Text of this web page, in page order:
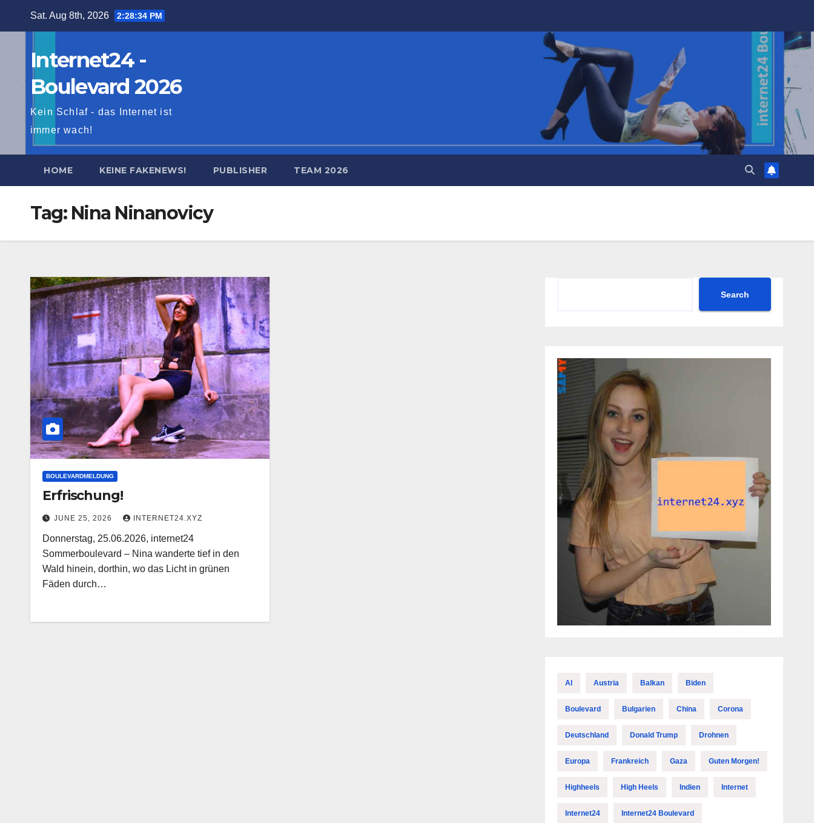
Sat. Aug 8th, 2026 2:28:35 PM
Internet24 -
Boulevard 2026
Kein Schlaf - das Internet ist
immer wach!
HOME KEINE FAKENEWS! PUBLISHER TEAM 2026
Tag: Nina Ninanovicy
BOULEVARDMELDUNG
Erfrischung!
JUNE 25, 2026 INTERNET24.XYZ
Donnerstag, 25.06.2026, internet24
Sommerboulevard – Nina wanderte tief in den
Wald hinein, dorthin, wo das Licht in grünen
Fäden durch…
Search
AI Austria Balkan Biden
Boulevard Bulgarien China Corona
Deutschland Donald Trump Drohnen
Europa Frankreich Gaza Guten Morgen!
Highheels High Heels Indien Internet
Internet24 Internet24 Boulevard